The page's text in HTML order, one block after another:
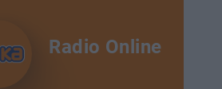
Radio Online